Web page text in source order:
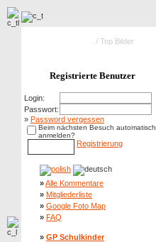
/ Top Bilder
Registrierte Benutzer
Login:
Passwort:
» Password vergessen
Beim nächsten Besuch automatisch
anmelden?
Registrierung
»Alle Kommentare
» Mitgliederliste
» Google Foto Map
» FAQ
» GP Schulkinder